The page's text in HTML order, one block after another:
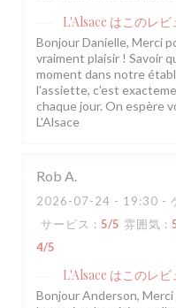
L'Alsace はこのレビ
Bonjour Danielle, Merci
vraiment plaisir ! Savoir
moment dans notre
l'assiette, c'est
chaque jour. On espère
L'Alsace
Rob A
2026-07-24 - 19:30 -
サービス : 5/5 雰囲気 :
4/5
L'Alsace はこのレビ
Bonjour Anderson,